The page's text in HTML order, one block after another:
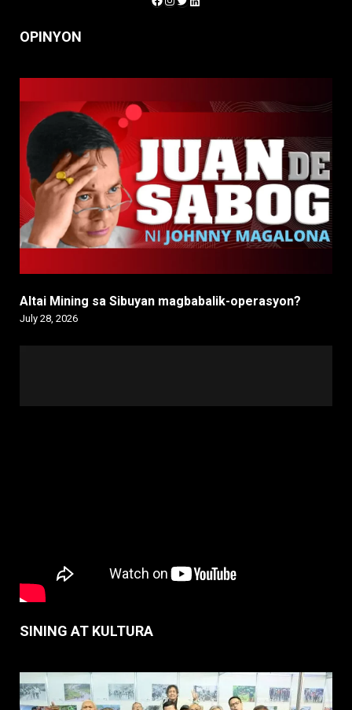
OPINYON
Altai Mining sa Sibuyan magbabalik-operasyon?
July 28, 2026
SINING AT KULTURA